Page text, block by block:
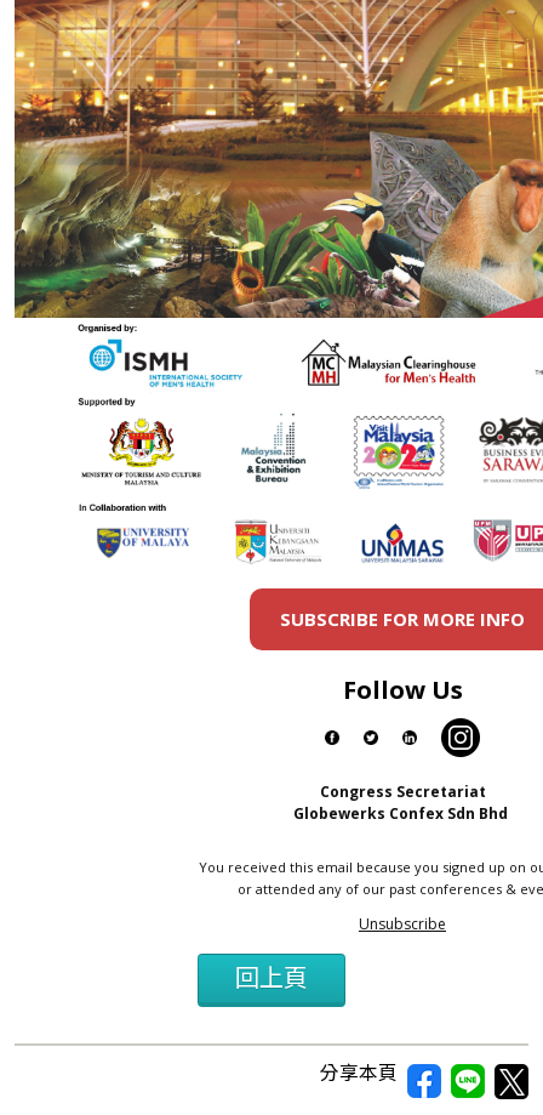
SUBSCRIBE FOR MORE INFO
Follow Us
Congress Secretariat
Globewerks Confex Sdn Bhd
You received this email because you signed up on
or attended any of our past conferences &
Unsubscribe
回上頁
分享本頁